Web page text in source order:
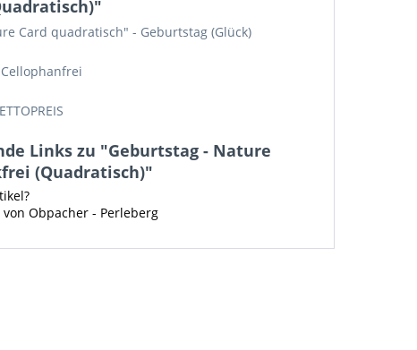
Card quadratisch" - Geburtstag (Glück)
Links zu "Geburtstag - Nature
(Quadratisch)"
Obpacher - Perleberg